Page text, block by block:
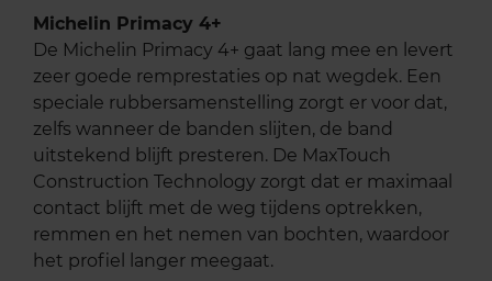
Michelin Primacy 4+
De Michelin Primacy 4+ gaat lang mee en levert
zeer goede remprestaties op nat wegdek. Een
speciale rubbersamenstelling zorgt er voor dat,
zelfs wanneer de banden slijten, de band
uitstekend blijft presteren. De MaxTouch
Construction Technology zorgt dat er maximaal
contact blijft met de weg tijdens optrekken,
remmen en het nemen van bochten, waardoor
het profiel langer meegaat.